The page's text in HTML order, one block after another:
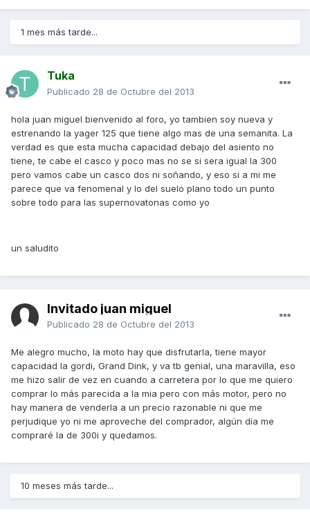
1 mes más tarde...
Tuka
Publicado 28 de Octubre del 2013
hola juan miguel bienvenido al foro, yo tambien soy nueva y
estrenando la yager 125 que tiene algo mas de una semanita. La
verdad es que esta mucha capacidad debajo del asiento no
tiene, te cabe el casco y poco mas no se si sera igual la 300
pero vamos cabe un casco dos ni soñando, y eso si a mi me
parece que va fenomenal y lo del suelo plano todo un punto
sobre todo para las supernovatonas como yo
un saludito
Invitado juan miguel
Publicado 28 de Octubre del 2013
Me alegro mucho, la moto hay que disfrutarla, tiene mayor
capacidad la gordi, Grand Dink, y va tb genial, una maravilla, eso
me hizo salir de vez en cuando a carretera por lo que me quiero
comprar lo más parecida a la mia pero con más motor, pero no
hay manera de venderla a un precio razonable ni que me
perjudique yo ni me aproveche del comprador, algún día me
compraré la de 300i y quedamos.
10 meses más tarde...